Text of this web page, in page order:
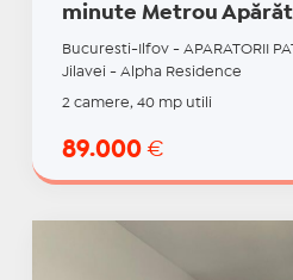
minute Metrou
Bucuresti-Ilfov - APARATORII
Jilavei - Alpha Residence
2 camere, 40 mp utili
89.000 €